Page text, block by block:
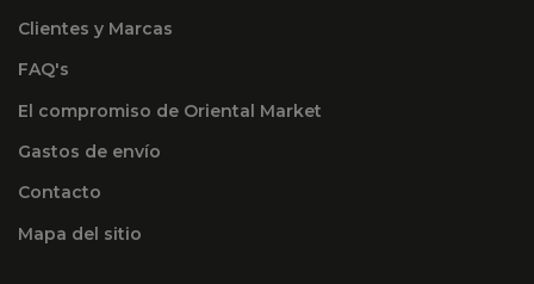
Clientes y Marcas
FAQ's
El compromiso de Oriental Market
Gastos de envío
Contacto
Mapa del sitio